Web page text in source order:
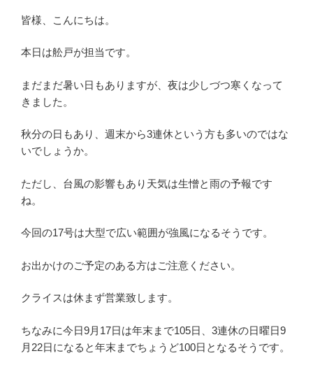
皆様、こんにちは。
本日は舩戸が担当です。
まだまだ暑い日もありますが、夜は少しづつ寒くなって
きました。
秋分の日もあり、週末から3連休という方も多いのではな
いでしょうか。
ただし、台風の影響もあり天気は生憎と雨の予報です
ね。
今回の17号は大型で広い範囲が強風になるそうです。
お出かけのご予定のある方はご注意ください。
クライスは休まず営業致します。
ちなみに今日9月17日は年末まで105日、3連休の日曜日9
月22日になると年末までちょうど100日となるそうです。